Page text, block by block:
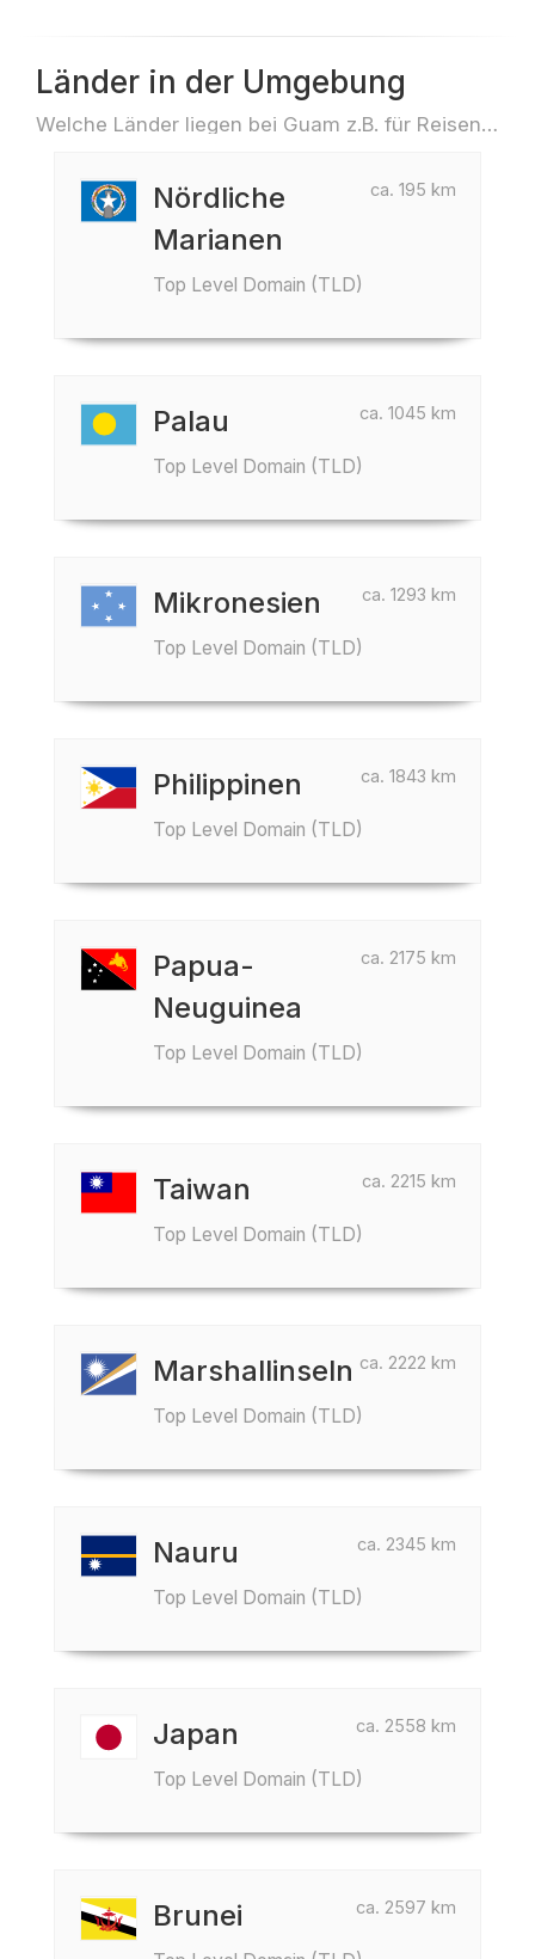
Länder in der Umgebung
Welche Länder liegen bei Guam z.B. für Reisen oder Flüge
ca. 195 km
Nördliche
Marianen
Top Level Domain (TLD)
ca. 1045 km
Palau
Top Level Domain (TLD)
ca. 1293 km
Mikronesien
Top Level Domain (TLD)
ca. 1843 km
Philippinen
Top Level Domain (TLD)
ca. 2175 km
Papua-
Neuguinea
Top Level Domain (TLD)
ca. 2215 km
Taiwan
Top Level Domain (TLD)
ca. 2222 km
Marshallinseln
Top Level Domain (TLD)
ca. 2345 km
Nauru
Top Level Domain (TLD)
ca. 2558 km
Japan
Top Level Domain (TLD)
ca. 2597 km
Brunei